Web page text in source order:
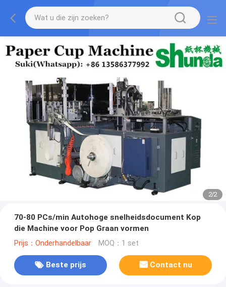
2/2
70-80 PCs/min Autohoge snelheidsdocument Kop
die Machine voor Pop Graan vormen
Prijs：Onderhandelbaar MOQ：1 set
Beste prijs Contact nu